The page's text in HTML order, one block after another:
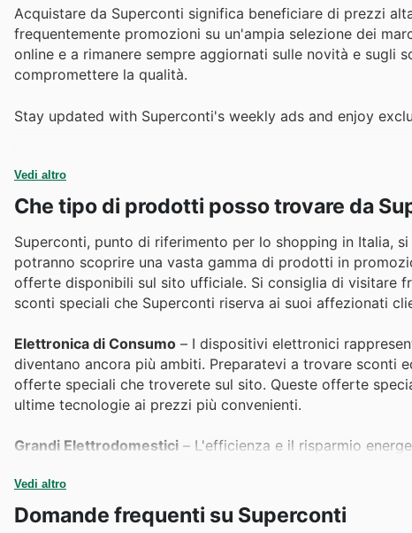
Acquistare da Superconti significa beneficiare di prezzi
frequentemente promozioni su un'ampia selezione dei
online e a rimanere sempre aggiornati sulle novità e sugli
compromettere la qualità.
Stay updated with Superconti's weekly ads and enjoy
Vedi altro
Che tipo di prodotti posso trovare da
Superconti, punto di riferimento per lo shopping in Italia,
potranno scoprire una vasta gamma di prodotti in
offerte disponibili sul sito ufficiale. Si consiglia di visitare
sconti speciali che Superconti riserva ai suoi affezionati
Elettronica di Consumo – I dispositivi elettronici
diventano ancora più ambiti. Preparatevi a trovare sconti
offerte speciali che troverete sul sito. Queste offerte
ultime tecnologie ai prezzi più convenienti.
Grandi Elettrodomestici – L'efficienza e il risparmio
questo momento ideale per rinnovare la vostra casa.
vantaggiose e assicurarvi elettrodomestici di alta qualità a
Vedi altro
Domande frequenti su Superconti